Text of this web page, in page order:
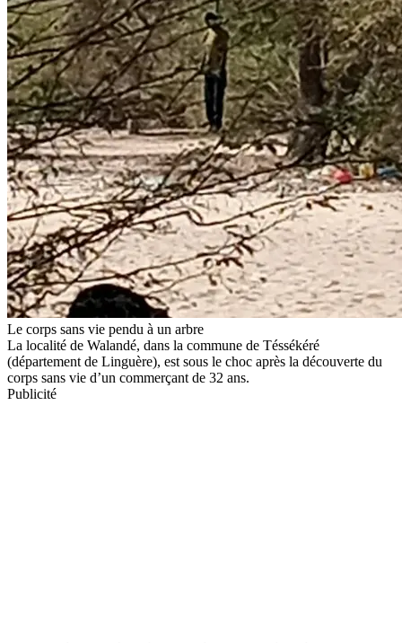
Le corps sans vie pendu à un arbre
La localité de Walandé, dans la commune de Téssékéré
(département de Linguère), est sous le choc après la découverte du
corps sans vie d’un commerçant de 32 ans.
Publicité